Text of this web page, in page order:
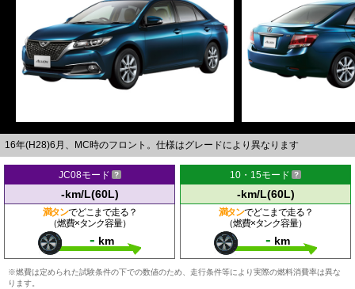
16年(H28)6月、MC時のフロント。仕様はグレードにより異なります
JC08モード
-km/L(60L)
満タンでどこまで走る？
（燃費×タンク容量）
- km
10・15モード
-km/L(60L)
満タンでどこまで走る？
（燃費×タンク容量）
- km
※燃費は定められた試験条件の下での数値のため、走行条件等により実際の燃料消費率は異な
ります。